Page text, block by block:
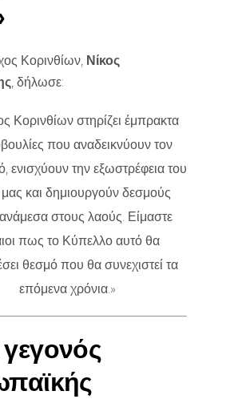
Κορινθίων, Νίκος
, δήλωσε:
Κορινθίων στηρίζει έμπρακτα
που αναδεικνύουν τον
ενισχύουν την εξωστρέφεια του
και δημιουργούν δεσμούς
ανάμεσα στους λαούς. Είμαστε
πως το Κύπελλο αυτό θα
θεσμό που θα συνεχιστεί τα
επόμενα χρόνια.»